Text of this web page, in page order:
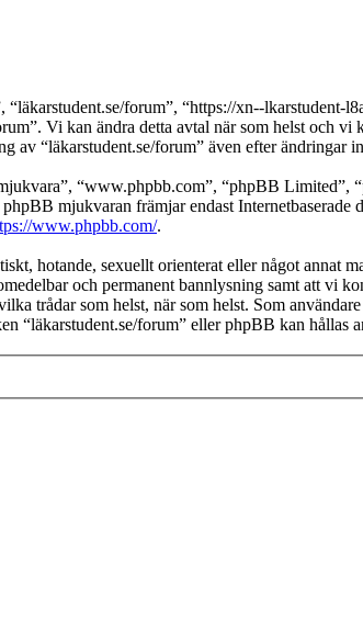
“läkarstudent.se/forum”, “https://xn--
Vi kan ändra detta avtal när som helst och
av “läkarstudent.se/forum” även efter
“www.phpbb.com”, “phpBB Limited”,
phpBB mjukvaran främjar endast
www.phpbb.com/.
hotande, sexuellt orienterat eller något annat
och permanent bannlysning samt att vi
trådar som helst, när som helst. Som
“läkarstudent.se/forum” eller phpBB kan